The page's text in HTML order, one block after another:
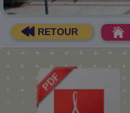
RETOUR